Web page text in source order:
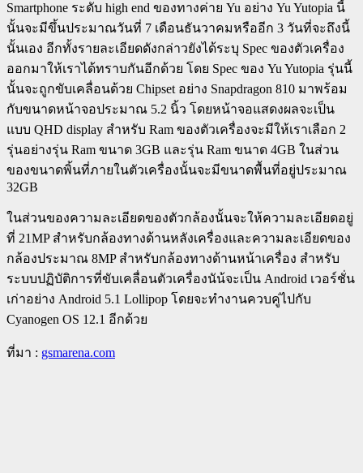
Smartphone ระดับ high end ของทางค่าย Yu อย่าง Yu Yutopia นี้
นั้นจะมีขึ้นประมาณวันที่ 7 เดือนธันวาคมหรืออีก 3 วันที่จะถึงนี้
นั้นเอง อีกทั้งรายละเอียดดังกล่าวยังได้ระบุ Spec ของตัวเครื่อง
ออกมาให้เราได้ทราบกันอีกด้วย โดย Spec ของ Yu Yutopia รุ่นนี้
นั้นจะถูกขับเคลื่อนด้วย Chipset อย่าง Snapdragon 810 มาพร้อม
กับขนาดหน้าจอประมาณ 5.2 นิ้ว โดยหน้าจอแสดงผลจะเป็น
แบบ QHD display สำหรับ Ram ของตัวเครื่องจะมีให้เราเลือก 2
รุ่นอย่างรุ่น Ram ขนาด 3GB และรุ่น Ram ขนาด 4GB ในส่วน
ของขนาดพิ้นที่ภายในตัวเครื่องนั้นจะมีขนาดพื้นที่อยู่ประมาณ
32GB
ในส่วนของความละเอียดของตัวกล้องนั้นจะให้ความละเอียดอยู่
ที่ 21MP สำหรับกล้องทางด้านหลังเครื่องและความละเอียดของ
กล้องประมาณ 8MP สำหรับกล้องทางด้านหน้าเครื่อง สำหรับ
ระบบปฏิบัติการที่ขับเคลื่อนตัวเครื่องนัน้จะเป็น Android เวอร์ชั่น
เก่าอย่าง Android 5.1 Lollipop โดยจะทำงานควบคู่ไปกับ
Cyanogen OS 12.1 อีกด้วย
ที่มา : gsmarena.com